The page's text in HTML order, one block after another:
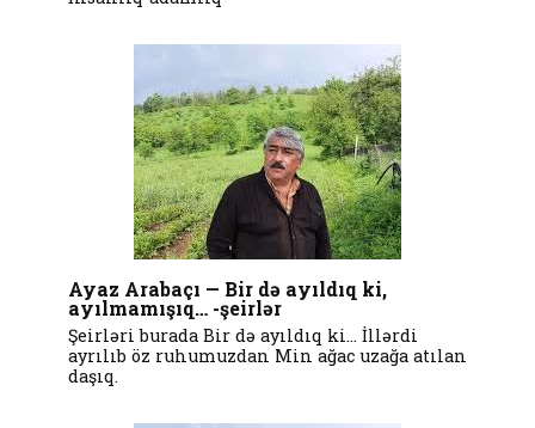
Ayaz Arabaçı — Bir də ayıldıq ki,
ayılmamışıq… -şeirlər
Şeirləri burada Bir də ayıldıq ki… İllərdi
ayrılıb öz ruhumuzdan Min ağac uzağa atılan
daşıq.